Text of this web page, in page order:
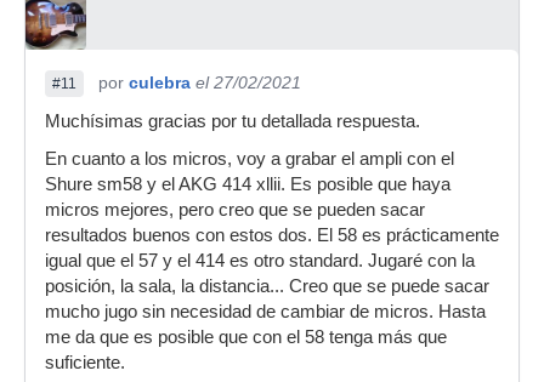
#11 por culebra el 27/02/2021
Muchísimas gracias por tu detallada respuesta.
En cuanto a los micros, voy a grabar el ampli con el
Shure sm58 y el AKG 414 xllii. Es posible que haya
micros mejores, pero creo que se pueden sacar
resultados buenos con estos dos. El 58 es prácticamente
igual que el 57 y el 414 es otro standard. Jugaré con la
posición, la sala, la distancia... Creo que se puede sacar
mucho jugo sin necesidad de cambiar de micros. Hasta
me da que es posible que con el 58 tenga más que
suficiente.